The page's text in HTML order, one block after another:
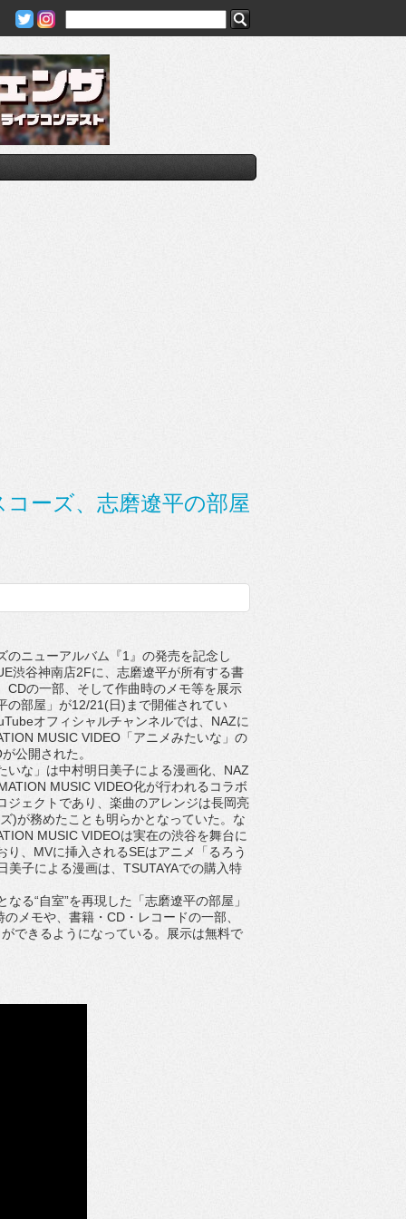
ーズ、志磨遼平の部屋
ニューアルバム『1』の発売を記念し
渋谷神南店2Fに、志磨遼平が所有する書
CDの一部、そして作曲時のメモ等を展示
の部屋」が12/21(日)まで開催されてい
オフィシャルチャンネルでは、NAZに
MUSIC VIDEO「アニメみたいな」の
公開された。
な」は中村明日美子による漫画化、NAZ
MUSIC VIDEO化が行われるコラボ
ジェクトであり、楽曲のアレンジは長岡亮
)が務めたことも明らかとなっていた。な
MUSIC VIDEOは実在の渋谷を舞台に
り、MVに挿入されるSEはアニメ「るろう
子による漫画は、TSUTAYAでの購入特
る“自室”を再現した「志磨遼平の部屋」
メモや、書籍・CD・レコードの一部、
できるようになっている。展示は無料で